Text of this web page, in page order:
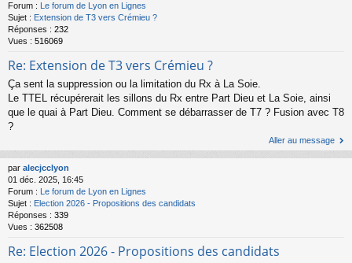
Forum : Le forum de Lyon en Lignes
Sujet : Extension de T3 vers Crémieu ?
Réponses : 232
Vues : 516069
Re: Extension de T3 vers Crémieu ?
Ça sent la suppression ou la limitation du Rx à La Soie.
Le TTEL récupérerait les sillons du Rx entre Part Dieu et La Soie, ainsi
que le quai à Part Dieu. Comment se débarrasser de T7 ? Fusion avec T8
?
Aller au message
par alecjcclyon
01 déc. 2025, 16:45
Forum :
Le forum de Lyon en Lignes
Sujet : Election 2026 - Propositions des candidats
Réponses : 339
Vues : 362508
Re: Election 2026 - Propositions des candidats